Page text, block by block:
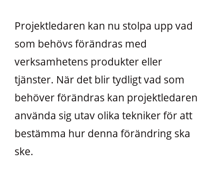
Projektledaren kan nu stolpa upp vad
som behövs förändras med
verksamhetens produkter eller
tjänster. När det blir tydligt vad som
behöver förändras kan projektledaren
använda sig utav olika tekniker för att
bestämma hur denna förändring ska
ske.